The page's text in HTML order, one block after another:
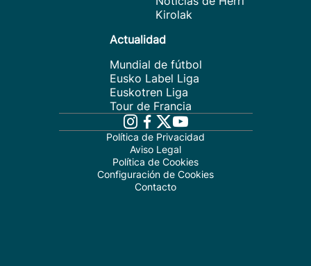
Kirolak
Actualidad
Mundial de fútbol
Eusko Label Liga
Euskotren Liga
Tour de Francia
Política de Privacidad
Aviso Legal
Política de Cookies
Configuración de Cookies
Contacto